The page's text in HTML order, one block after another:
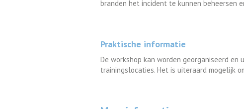
branden het incident te kunnen beheersen
Praktische informatie
De workshop kan worden georganiseerd
trainingslocaties. Het is uiteraard mogelijk